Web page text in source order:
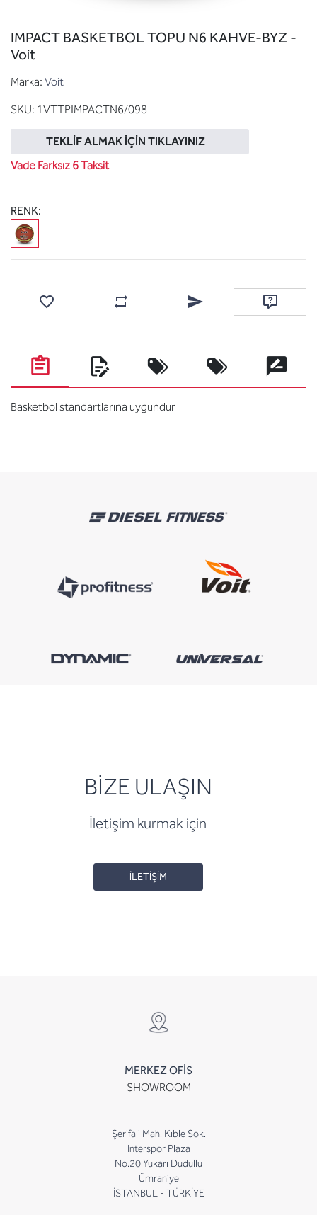
IMPACT BASKETBOL TOPU N6 KAHVE-BYZ -
Voit
Marka: Voit
SKU: 1VTTPIMPACTN6/098
TEKLIF ALMAK İÇIN TIKLAYINIZ
Vade Farksız 6 Taksit
RENK:
Karşılaştırma listesine ekleArkadaşına e-posta ile
Soru sor
Basketbol standartlarına uygundur
BİZE ULAŞIN
İletişim kurmak için
İLETİŞİM
MERKEZ OFİS
SHOWROOM
Şerifali Mah. Kıble Sok.
Interspor Plaza
No.20 Yukarı Dudullu
Ümraniye
İSTANBUL - TÜRKİYE